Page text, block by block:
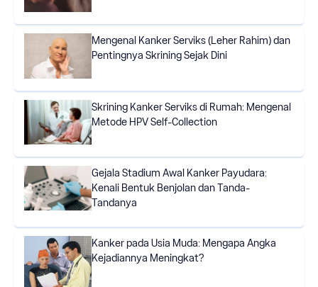
Mengenal Kanker Serviks (Leher Rahim) dan
Pentingnya Skrining Sejak Dini
Skrining Kanker Serviks di Rumah: Mengenal
Metode HPV Self-Collection
Gejala Stadium Awal Kanker Payudara:
Kenali Bentuk Benjolan dan Tanda-
Tandanya
Kanker pada Usia Muda: Mengapa Angka
Kejadiannya Meningkat?